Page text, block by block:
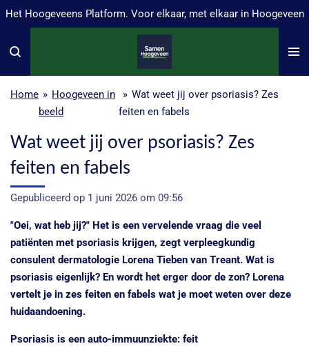
Ga
naar
Het Hoogeveens Platform. Voor elkaar, met elkaar in Hoogeveen
Home » Hoogeveen in
beeld
» Wat weet jij over psoriasis? Zes
feiten en fabels
Wat weet jij over psoriasis? Zes
feiten en fabels
Gepubliceerd op 1 juni 2026 om 09:56
"Oei, wat heb jij?" Het is een vervelende vraag die veel
patiënten met psoriasis krijgen, zegt verpleegkundig
consulent dermatologie Lorena Tieben van Treant. Wat is
psoriasis eigenlijk? En wordt het erger door de zon? Lorena
vertelt je in zes feiten en fabels wat je moet weten over deze
huidaandoening.
Psoriasis is een auto-immuunziekte: feit